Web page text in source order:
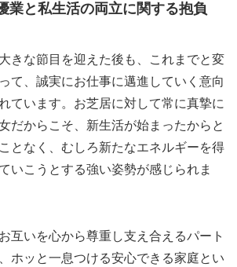
業と私生活の両立に関する抱負
きな節目を迎えた後も、これまでと変
て、誠実にお仕事に邁進していく意向
ています。お芝居に対して常に真摯に
だからこそ、新生活が始まったからと
となく、むしろ新たなエネルギーを得
いこうとする強い姿勢が感じられま
互いを心から尊重し支え合えるパート
ホッと一息つける安心できる家庭とい